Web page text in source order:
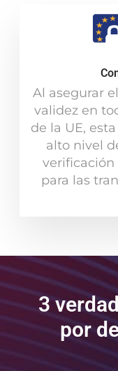
Al asegurar
validez en
de la UE,
alto nivel
verificación
para las
3
por